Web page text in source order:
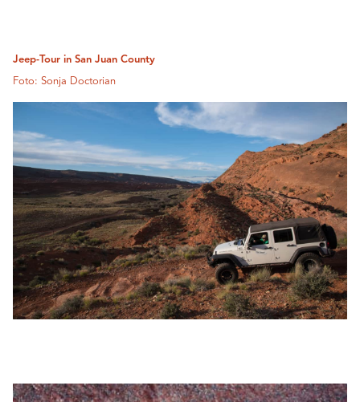
Jeep-Tour in San Juan County
Foto: Sonja Doctorian